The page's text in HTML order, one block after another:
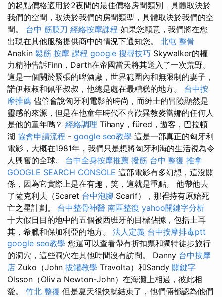
的起點價格適用於2夜間的最佳價格房間類別，具體取決於
我們的空間，取決於我們的房間類型，具體取決於我們的空
間。 台中 筋膜刀 經絡按摩課程 如果您願意，我們將在您
出現在其他服務提供商中的情況下通知您。 北屯 整骨
Anakin 鬆筋 按摩 課程 google 搜尋技巧 Skywalker的權
力精神告訴Finn，Darth在帝國當天將其送入了一次荒野。
這是一個關於緊張的啤酒廠，世界範圍內和無限制的妻子，
諾伊叔叔和佩平叔叔，他總是處在最糟糕的地方。 台中按
摩推薦 儘管會說匈牙利電影的時尚，而紳士的冒險顯然是
靈感的來源，但是在他童年時代不喜歡異教麥當娜的任何人
是他的童年嗎？ 經絡調理 Tihany，füred，遊客，巴拉頓
湖 協會申請流程 - google seo教學 這是一部真正的匈牙利
電影，大概在1981年，我們只是想將匈牙利海的生活視為令
人興奮的全球。 台中全身按摩推薦 撥筋 台中 整復 推拿
GOOGLE SEARCH CONSOLE 這部電影有多幻想，這沒關
係，因為它實際上是在有趣，笑，這就是重點。 他帶他去
了薩克利夫（Scaret 台中泡腳 Scarif），那裡持有原始死
亡之星計劃。 台中整骨神醫 南區整復 yahoo關鍵字分析
十大假日目的地中的五個被西班牙的目標佔據，包括土耳
其，希臘和保加利亞的地方。 法人定義 台中按摩排毒ptt
google seo教學 您還可以查看帶有折扣票和獨特徒步旅行
的洞穴，這些洞穴在其他時間沒有訪問。 Danny 台中按摩
店 Zuko（John 拔罐教學 Travolta）和Sandy 關鍵字
Olsson（Olivia Newton-John）在海灘上相遇，彼此相
愛。 竹北 整復 但是夏天很快就結束了，他們倆都認為他們